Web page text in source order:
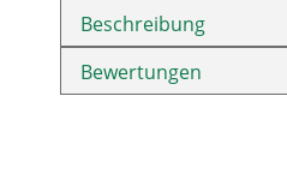
Beschreibung
Bewertungen